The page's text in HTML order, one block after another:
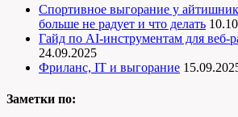
Спортивное выгорание у
больше не радует и что делать
Гайд по AI-инструментам для веб-
24.09.2025
Фриланс, IT и выгорание
Заметки по: